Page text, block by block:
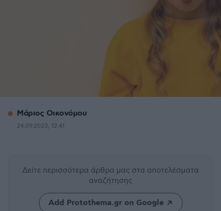
Μάριος Οικονόμου
24.09.2023, 12:41
Δείτε περισσότερα άρθρα μας στα αποτελέσματα
αναζήτησης
Add Protothema.gr on Google